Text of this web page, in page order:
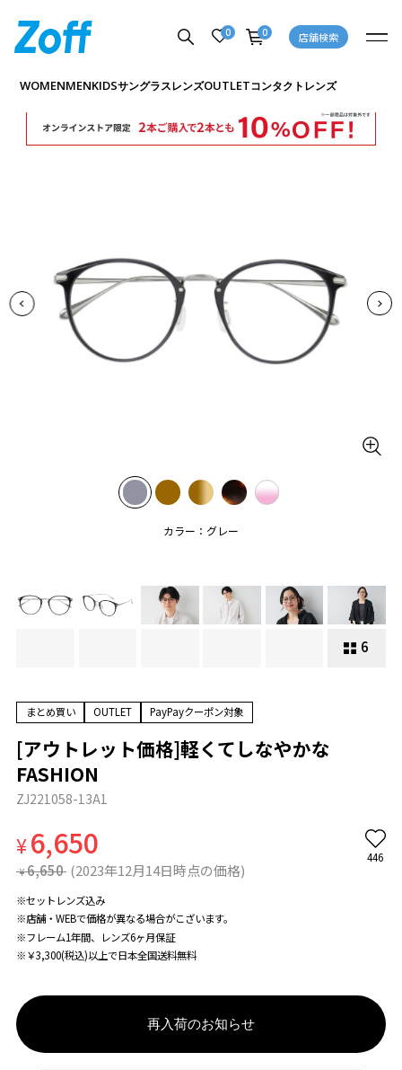
0 0 店舗検索
WOMENMENKIDSサングラスレンズOUTLETコンタクトレンズ
カラー：グレー
6
商品詳細ページへ
まとめ買い OUTLET PayPayクーポン対象
[アウトレット価格]軽くてしなやかな
FASHION
ZJ221058-13A1
¥6,650
¥ 6,650 (2023年12月14日時点の価格)
446
※セットレンズ込み
※店舗・WEBで価格が異なる場合がこざいます。
※フレーム1年間、レンズ6ヶ月保証
※￥3,300(税込)以上で日本全国送料無料
再入荷のお知らせ